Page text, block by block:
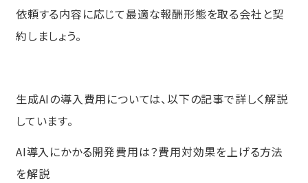
依頼する内容に応じて最適な報酬形態を取る会社と契
約しましょう。
生成AIの導入費用については、以下の記事で詳しく解説
しています。
AI導入にかかる開発費用は？費用対効果を上げる方法
を解説